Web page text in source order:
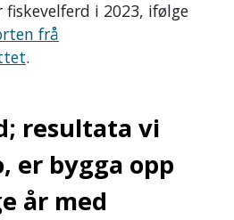
i 2023, ifølge
frå
.
resultata vi
er bygga opp
år med